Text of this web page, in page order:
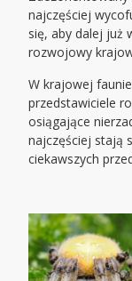
najczęściej
się, aby dalej już
rozwojowy
W krajowej
przedstawiciele
osiągające
najczęściej stają
ciekawszych